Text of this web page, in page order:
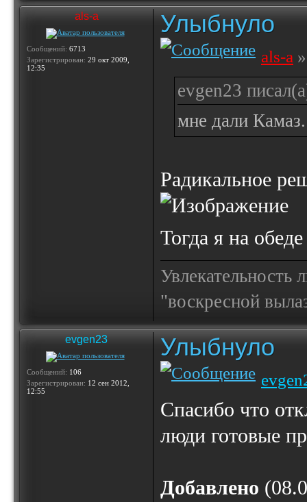
als-a
Сообщений: 6713
Зарегистрирован: 29 окт 2009,
12:35
Улыбнуло
als-a
evgen23
мне дали Камаз.
Радикальное
Тогда я на
Увлекательность
"воскресной
evgen23
Сообщений: 106
Зарегистрирован: 12 сен 2012,
12:55
Улыбнуло
Спасибо что
люди готовые
Добавлено